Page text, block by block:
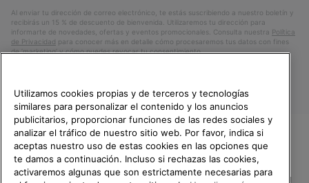
Al enviar tu dirección de correo electrónico, te estás suscribiendo a nuestro boletín y
recibirás un 15 % de descuento de bienvenida. Utilizaremos tu dirección para
informarte de novedades, ofertas y eventos promocionales. Consulta nuestra
Política
de Privacidad para conocer más en detalle cómo procesaremos tus datos con fines
de ’marketing’ y cómo puedes revocar tu consentimiento.
TE DAMOS LA BIENVENIDA A
SOREL.
Utilizamos cookies propias y de terceros y tecnologías
similares para personalizar el contenido y los anuncios
publicitarios, proporcionar funciones de las redes sociales y
analizar el tráfico de nuestro sitio web. Por favor, indica si
aceptas nuestro uso de estas cookies en las opciones que
te damos a continuación. Incluso si rechazas las cookies,
activaremos algunas que son estrictamente necesarias para